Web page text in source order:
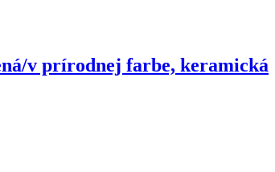
v prírodnej farbe, keramická